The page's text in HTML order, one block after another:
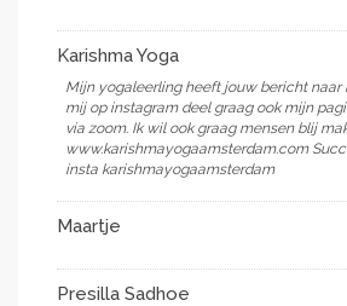
Karishma Yoga
Mijn yogaleerling heeft jouw bericht naar
mij op instagram deel graag ook mijn
via zoom. Ik wil ook graag mensen blij
www.karishmayogaamsterdam.com
insta karishmayogaamsterdam
Maartje
Presilla Sadhoe